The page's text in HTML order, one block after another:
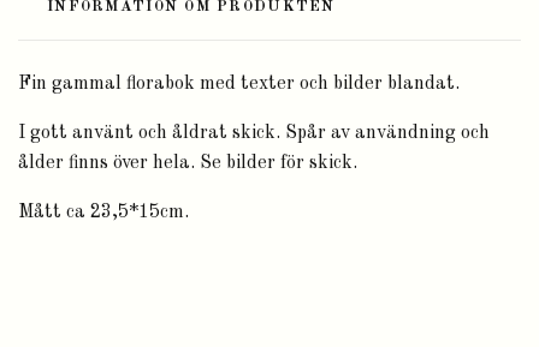
INFORMATION OM PRODUKTEN
Fin gammal florabok med texter och bilder blandat.
I gott använt och åldrat skick. Spår av användning och
ålder finns över hela. Se bilder för skick.
Mått ca 23,5*15cm.